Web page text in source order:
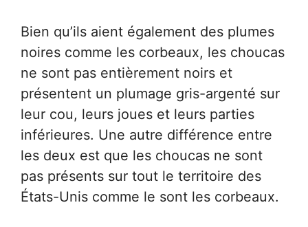
Bien qu’ils aient également des plumes
noires comme les corbeaux, les choucas
ne sont pas entièrement noirs et
présentent un plumage gris-argenté sur
leur cou, leurs joues et leurs parties
inférieures. Une autre différence entre
les deux est que les choucas ne sont
pas présents sur tout le territoire des
États-Unis comme le sont les corbeaux.